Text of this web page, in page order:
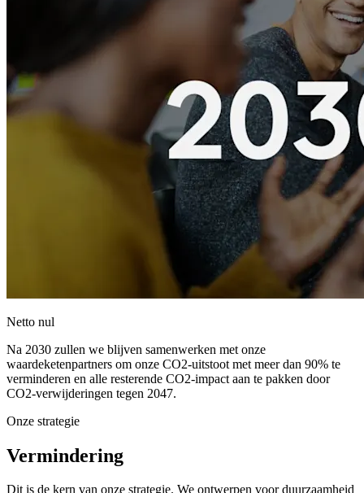
Netto nul
Na 2030 zullen we blijven samenwerken met onze
waardeketenpartners om onze CO2-uitstoot met meer dan 90% te
verminderen en alle resterende CO2-impact aan te pakken door
CO2-verwijderingen tegen 2047.
Onze strategie
Vermindering
Dit is de kern van onze strategie. We ontwerpen voor duurzaamheid